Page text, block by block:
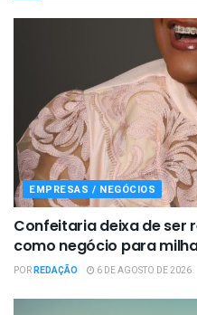
EMPRESAS / NEGÓCIOS
Confeitaria deixa de ser
como negócio para
PORREDAÇÃO 6 DE AGOSTO DE 2026